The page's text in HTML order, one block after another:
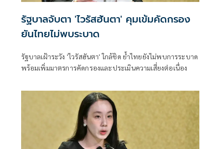
รัฐบาลจับตา 'ไวรัสฮันตา' คุมเข้มคัดกรอง
ยันไทยไม่พบระบาด
รัฐบาลเฝ้าระวัง 'ไวรัสฮันตา' ใกล้ชิด ย้ำไทยยังไม่พบการระบาด
พร้อมเพิ่มมาตรการคัดกรองและประเมินความเสี่ยงต่อเนื่อง